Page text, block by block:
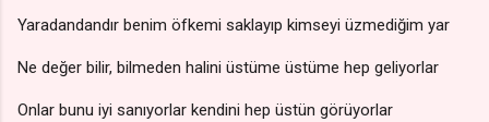
Yaradandandır benim öfkemi saklayıp kimseyi üzmediğim yar
Ne değer bilir, bilmeden halini üstüme üstüme hep geliyorlar
Onlar bunu iyi sanıyorlar kendini hep üstün görüyorlar